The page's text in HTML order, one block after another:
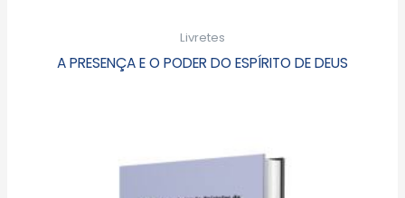
Livretes
A PRESENÇA E O PODER DO ESPÍRITO DE DEUS